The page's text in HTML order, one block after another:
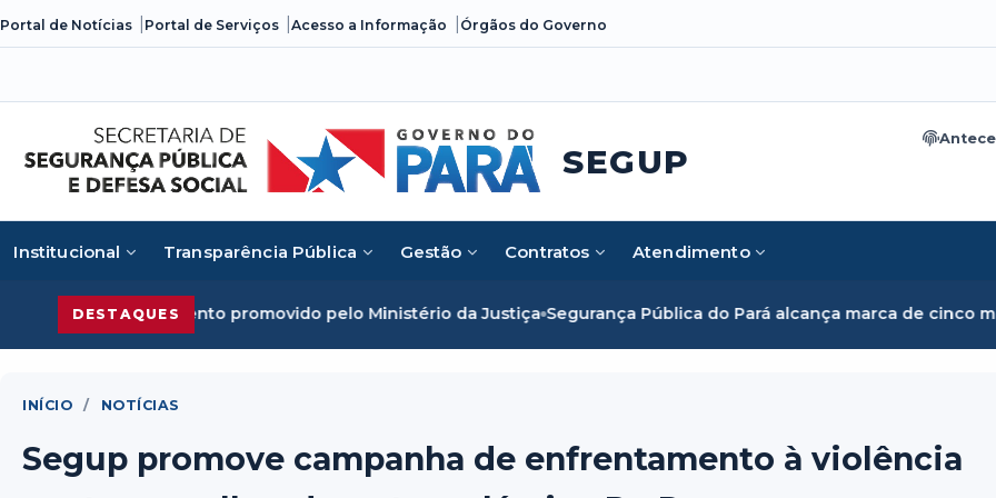
Portal de Notícias Portal de Serviços Acesso a Informação Órgãos do Governo
SEGUP
Institucional Transparência Pública Gestão Contratos Atendimento
DESTAQUES
promovido pelo Ministério da Justiça Segurança Pública do Pará alcança marca de cinco mil mulheres e
INÍCIO / NOTÍCIAS
Segup promove campanha de enfrentamento à violência